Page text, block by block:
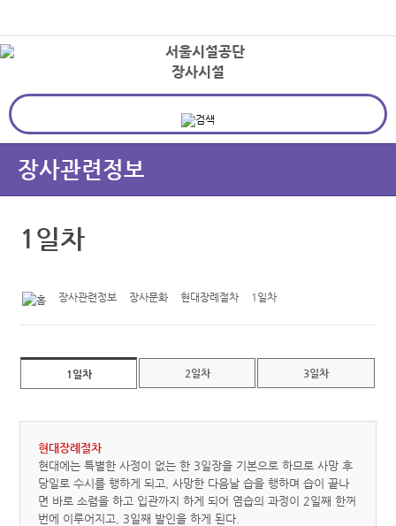
장사시설
장사관련정보
1일차
장사관련정보 장사문화 현대장례절차 1일차
1일차 2일차 3일차
현대장례절차
현대에는 특별한 사정이 없는 한 3일장을 기본으로 하므로 사망 후
당일로 수시를 행하게 되고, 사망한 다음날 습을 행하며 습이 끝나
면 바로 소렴을 하고 입관까지 하게 되어 염습의 과정이 2일째 한꺼
번에 이루어지고, 3일째 발인을 하게 된다.